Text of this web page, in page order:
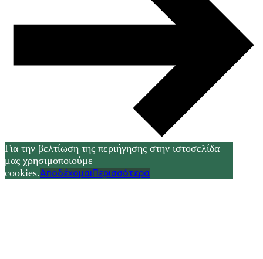
Για την βελτίωση της περιήγησης στην ιστοσελίδα
μας χρησιμοποιούμε
cookies.ΑποδέχομαιΠερισσότερα